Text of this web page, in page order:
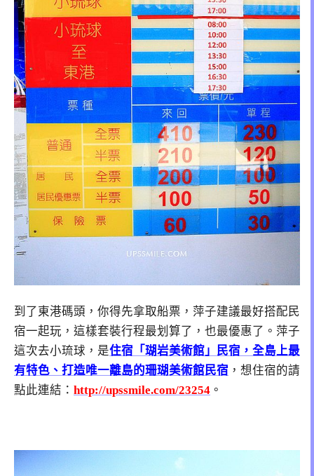
到了東港碼頭，你得先拿取船票，萍子建議最好搭配民
宿一起玩，這樣套裝行程最划算了，也最優惠了。萍子
這次去小琉球，是住宿「瑚岩美術館」民宿，全島上最
有特色、打造唯一離島的珊瑚美術館民宿 ，想住宿的請
點此連結： http://upssmile.com/23254 。